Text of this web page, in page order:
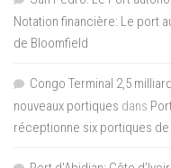
Notation financière: Le port
de Bloomfield
Congo Terminal 2,5
nouveaux portiques dans
réceptionne six portiques